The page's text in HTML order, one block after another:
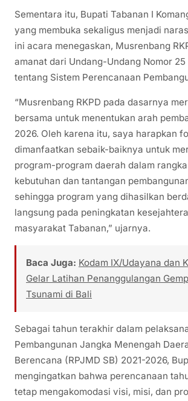
Sementara itu, Bupati Tabanan I
yang membuka sekaligus menjadi
ini acara menegaskan, Musrenbang
amanat dari Undang-Undang Nomor
tentang Sistem Perencanaan
“Musrenbang RKPD pada dasarnya
bersama untuk menentukan arah
2026. Oleh karena itu, saya harapkan
dimanfaatkan sebaik-baiknya untuk
program-program daerah dalam
kebutuhan dan tantangan
sehingga program yang dihasilkan
langsung pada peningkatan
masyarakat Tabanan,” ujarnya.
Baca Juga: Kodam IX/Udayana dan
Gelar Latihan Penanggulangan
Tsunami di Bali
Sebagai tahun terakhir dalam
Pembangunan Jangka Menengah
Berencana (RPJMD SB) 2021-2026,
mengingatkan bahwa perencanaan
tetap mengakomodasi visi, misi, dan